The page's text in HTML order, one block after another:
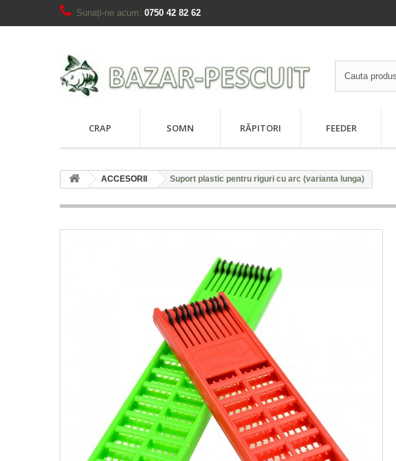
Sunați-ne acum: 0750 42 82 62
CRAP SOMN RĂPITORI FEEDER
ACCESORII Suport plastic pentru riguri cu arc (varianta lunga)